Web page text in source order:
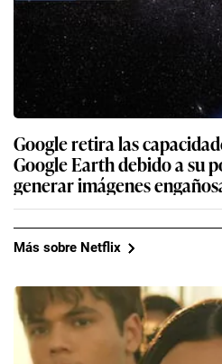
Google retira las
Google Earth debido a su
generar imágenes
Más sobre Netflix